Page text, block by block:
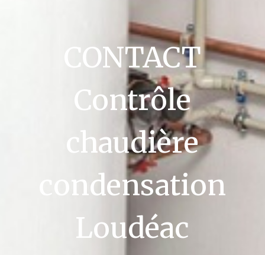
CONTACT
Contrôle
chaudière
condensation
Loudéac